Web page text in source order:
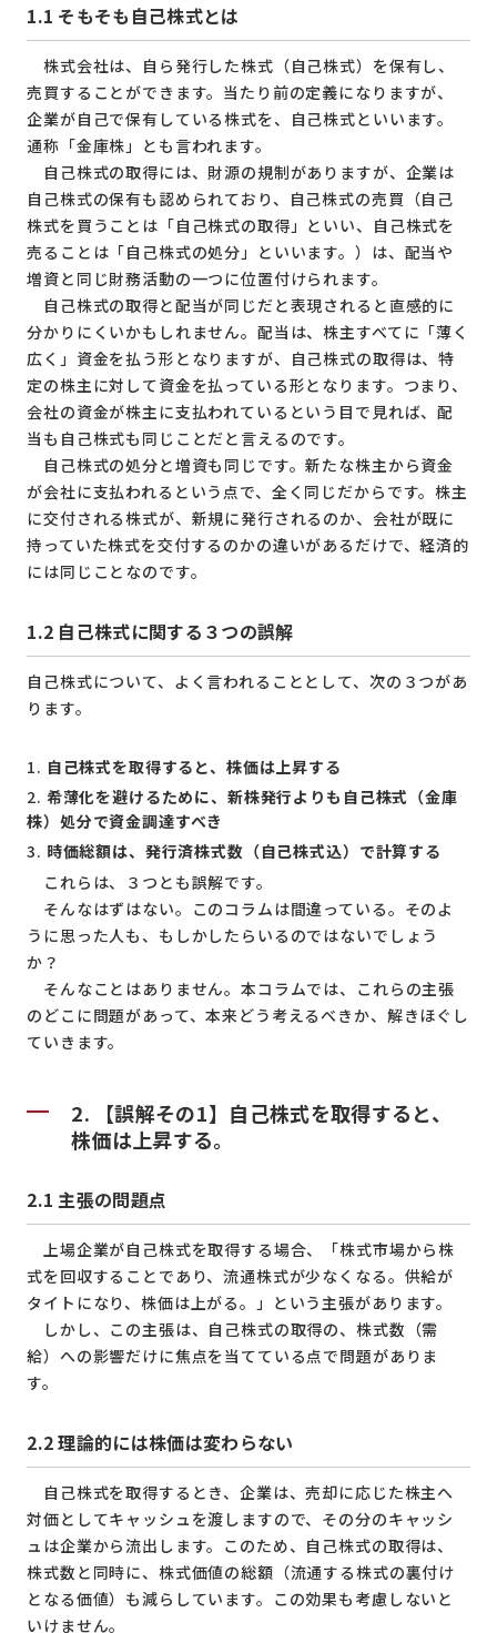
1.1 そもそも自己株式とは
株式会社は、自ら発行した株式（自己株式）を保有し、
売買することができます。当たり前の定義になりますが、
企業が自己で保有している株式を、自己株式といいます。
通称「金庫株」とも言われます。
自己株式の取得には、財源の規制がありますが、企業は
自己株式の保有も認められており、自己株式の売買（自己
株式を買うことは「自己株式の取得」といい、自己株式を
売ることは「自己株式の処分」といいます。）は、配当や
増資と同じ財務活動の一つに位置付けられます。
自己株式の取得と配当が同じだと表現されると直感的に
分かりにくいかもしれません。配当は、株主すべてに「薄く
広く」資金を払う形となりますが、自己株式の取得は、特
定の株主に対して資金を払っている形となります。つまり、
会社の資金が株主に支払われているという目で見れば、配
当も自己株式も同じことだと言えるのです。
自己株式の処分と増資も同じです。新たな株主から資金
が会社に支払われるという点で、全く同じだからです。株主
に交付される株式が、新規に発行されるのか、会社が既に
持っていた株式を交付するのかの違いがあるだけで、経済的
には同じことなのです。
1.2 自己株式に関する３つの誤解
自己株式について、よく言われることとして、次の３つがあ
ります。
自己株式を取得すると、株価は上昇する
希薄化を避けるために、新株発行よりも自己株式（金庫
株）処分で資金調達すべき
時価総額は、発行済株式数（自己株式込）で計算する
これらは、３つとも誤解です。
そんなはずはない。このコラムは間違っている。そのよ
うに思った人も、もしかしたらいるのではないでしょう
か？
そんなことはありません。本コラムでは、これらの主張
のどこに問題があって、本来どう考えるべきか、解きほぐし
ていきます。
2. 【誤解その1】自己株式を取得すると、
株価は上昇する。
2.1 主張の問題点
上場企業が自己株式を取得する場合、「株式市場から株
式を回収することであり、流通株式が少なくなる。供給が
タイトになり、株価は上がる。」という主張があります。
しかし、この主張は、自己株式の取得の、株式数（需
給）への影響だけに焦点を当てている点で問題がありま
す。
2.2理論的には株価は変わらない
自己株式を取得するとき、企業は、売却に応じた株主へ
対価としてキャッシュを渡しますので、その分のキャッシ
ュは企業から流出します。このため、自己株式の取得は、
株式数と同時に、株式価値の総額（流通する株式の裏付け
となる価値）も減らしています。この効果も考慮しないと
いけません。